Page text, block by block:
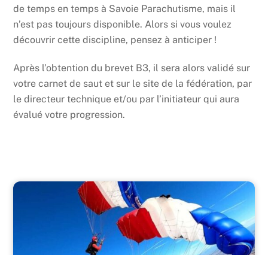
de temps en temps à Savoie Parachutisme, mais il
n’est pas toujours disponible. Alors si vous voulez
découvrir cette discipline, pensez à anticiper !
Après l’obtention du brevet B3, il sera alors validé sur
votre carnet de saut et sur le site de la fédération, par
le directeur technique et/ou par l’initiateur qui aura
évalué votre progression.